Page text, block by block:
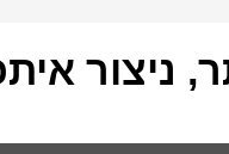
ניצור